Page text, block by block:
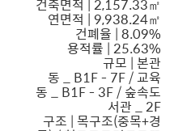
건축면적 | 2,157.33㎡
연면적 | 9,938.24㎡
건폐율 | 8.09%
용적률 | 25.63%
규모 | 본관
동 _ B1F - 7F / 교육
동 _ B1F - 3F / 숲속도
서관 _ 2F
구조 | 목구조(중목+경